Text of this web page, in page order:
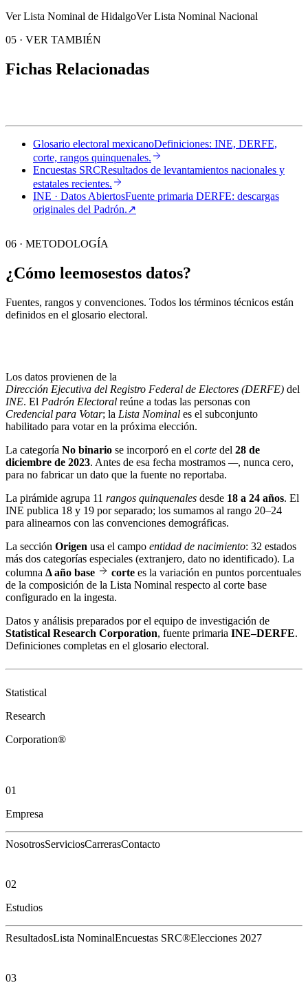
Ver Lista Nominal de HidalgoVer Lista Nominal Nacional
05 · VER TAMBIÉN
Fichas Relacionadas
Glosario electoral mexicanoDefiniciones: INE, DERFE,
corte, rangos quinquenales.
Encuestas SRCResultados de levantamientos nacionales y
estatales recientes.
INE · Datos AbiertosFuente primaria DERFE: descargas
originales del Padrón.↗︎
06 · METODOLOGÍA
¿Cómo leemosestos datos?
Fuentes, rangos y convenciones. Todos los términos técnicos están
definidos en el glosario electoral.
Los datos provienen de la
Dirección Ejecutiva del Registro Federal de Electores (DERFE) del
INE. El Padrón Electoral reúne a todas las personas con
Credencial para Votar; la Lista Nominal es el subconjunto
habilitado para votar en la próxima elección.
La categoría No binario se incorporó en el corte del 28 de
diciembre de 2023. Antes de esa fecha mostramos —, nunca cero,
para no fabricar un dato que la fuente no reportaba.
La pirámide agrupa 11 rangos quinquenales desde 18 a 24 años. El
INE publica 18 y 19 por separado; los sumamos al rango 20–24
para alinearnos con las convenciones demográficas.
La sección Origen usa el campo entidad de nacimiento: 32 estados
más dos categorías especiales (extranjero, dato no identificado). La
columna Δ año base corte es la variación en puntos porcentuales
de la composición de la Lista Nominal respecto al corte base
configurado en la ingesta.
Datos y análisis preparados por el equipo de investigación de
Statistical Research Corporation, fuente primaria INE–DERFE.
Definiciones completas en el glosario electoral.
Statistical
Research
Corporation®
01
Empresa
NosotrosServiciosCarrerasContacto
02
Estudios
ResultadosLista NominalEncuestas SRC®Elecciones 2027
03